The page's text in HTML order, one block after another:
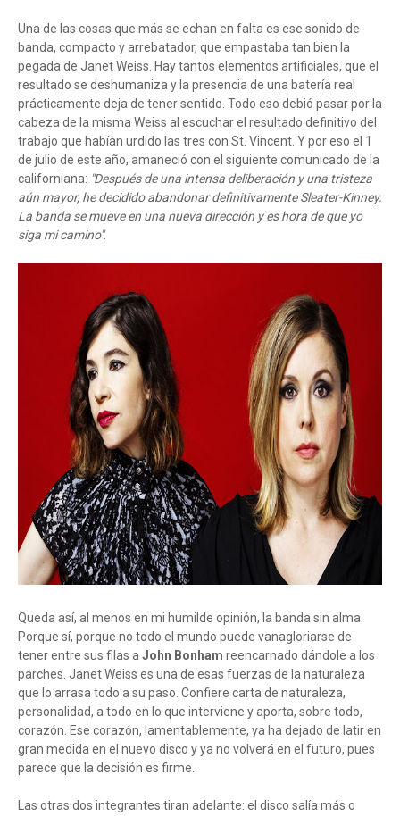
Una de las cosas que más se echan en falta es ese sonido de
banda, compacto y arrebatador, que empastaba tan bien la
pegada de Janet Weiss. Hay tantos elementos artificiales, que el
resultado se deshumaniza y la presencia de una batería real
prácticamente deja de tener sentido. Todo eso debió pasar por la
cabeza de la misma Weiss al escuchar el resultado definitivo del
trabajo que habían urdido las tres con St. Vincent. Y por eso el 1
de julio de este año, amaneció con el siguiente comunicado de la
californiana: "Después de una intensa deliberación y una tristeza
aún mayor, he decidido abandonar definitivamente Sleater-Kinney.
La banda se mueve en una nueva dirección y es hora de que yo
siga mi camino".
Queda así, al menos en mi humilde opinión, la banda sin alma.
Porque sí, porque no todo el mundo puede vanagloriarse de
tener entre sus filas aJohn Bonham reencarnado dándole a los
parches. Janet Weiss es una de esas fuerzas de la naturaleza
que lo arrasa todo a su paso. Confiere carta de naturaleza,
personalidad, a todo en lo que interviene y aporta, sobre todo,
corazón. Ese corazón, lamentablemente, ya ha dejado de latir en
gran medida en el nuevo disco y ya no volverá en el futuro, pues
parece que la decisión es firme.
Las otras dos integrantes tiran adelante: el disco salía más o